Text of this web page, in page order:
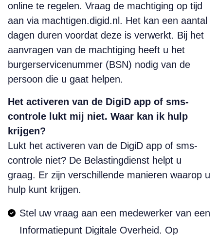
online te regelen. Vraag de machtiging op tijd
aan via machtigen.digid.nl. Het kan een aantal
dagen duren voordat deze is verwerkt. Bij het
aanvragen van de machtiging heeft u het
burgerservicenummer (BSN) nodig van de
persoon die u gaat helpen.
Het activeren van de DigiD app of sms-
controle lukt mij niet. Waar kan ik hulp
krijgen?
Lukt het activeren van de DigiD app of sms-
controle niet? De Belastingdienst helpt u
graag. Er zijn verschillende manieren waarop u
hulp kunt krijgen.
Stel uw vraag aan een medewerker van een
Informatiepunt Digitale Overheid. Op